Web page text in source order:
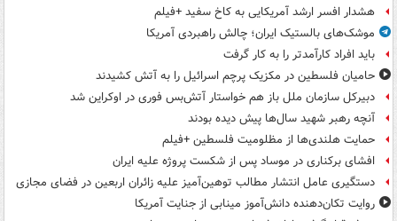
هشدار افسر ارشد آمریکایی به کاخ سفید +فیلم
موشک‌های بالستیک ایران؛ چالش راهبردی آمریکا
باید افراد کارآمدتر را به کار گرفت
حامیان فلسطین در مکزیک پرچم اسرائیل را به آتش کشیدند
دبیرکل سازمان ملل باز هم خواستار آتش‌بس فوری در اوکراین شد
آنچه رهبر شهید سال‌ها پیش دیده بودند
حمایت هلندی‌ها از مظلومیت فلسطین +فیلم
افشای برکناری در موساد پس از شکست پروژه علیه ایران
دستگیری عامل انتشار مطالب توهین‌آمیز علیه زائران اربعین در فضای مجازی
روایت تکان‌دهنده دانش‌آموز مینابی از جنایت آمریکا